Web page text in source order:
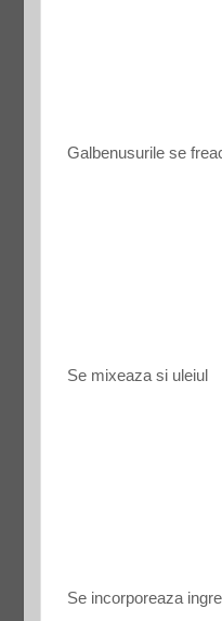
Galbenusurile se
Se mixeaza si uleiul
Se incorporeaza